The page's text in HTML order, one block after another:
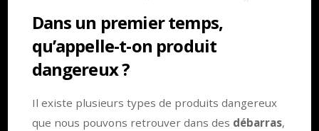
Dans un premier temps,
qu’appelle-t-on produit
dangereux ?
Il existe plusieurs types de produits dangereux
que nous pouvons retrouver dans des débarras,